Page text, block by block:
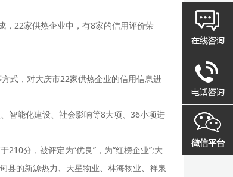
，22家供热企业中，有8家的信用评价荣
式，对大庆市22家供热企业的信用信息进
智能化建设、社会影响等8大项、36小项进
分，被评定为“优良”，为“红榜企业”;大
县的新源热力、天星物业、林海物业、祥泉